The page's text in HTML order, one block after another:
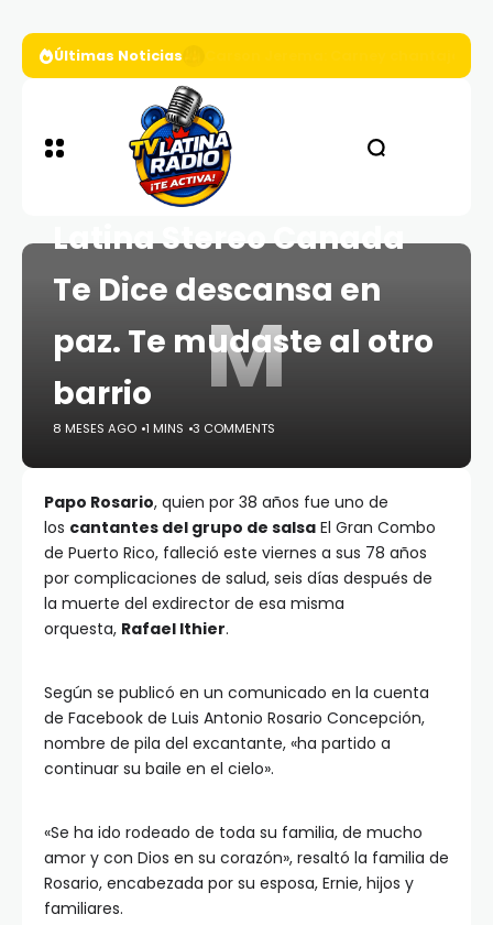
Últimas Noticias
M
ENTRETENIMIENTO
Murio Papo Rosario
Latina Stereo Canada
Te Dice descansa en
paz. Te mudaste al otro
barrio
8 MESES AGO 1 MINS 3 COMMENTS
Papo Rosario, quien por 38 años fue uno de
los cantantes del grupo de salsa El Gran Combo
de Puerto Rico, falleció este viernes a sus 78 años
por complicaciones de salud, seis días después de
la muerte del exdirector de esa misma
orquesta, Rafael Ithier.
Según se publicó en un comunicado en la cuenta
de Facebook de Luis Antonio Rosario Concepción,
nombre de pila del excantante, «ha partido a
continuar su baile en el cielo».
«Se ha ido rodeado de toda su familia, de mucho
amor y con Dios en su corazón», resaltó la familia de
Rosario, encabezada por su esposa, Ernie, hijos y
familiares.